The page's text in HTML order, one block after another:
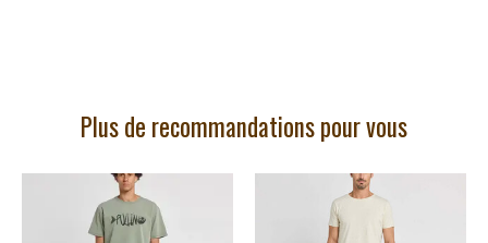
Plus de recommandations pour vous
Articles du carrousel de produits